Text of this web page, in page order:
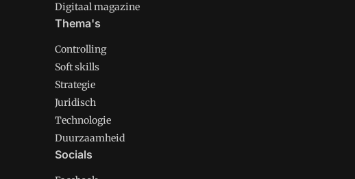
Digitaal magazine
Thema's
Controlling
Soft skills
Strategie
Juridisch
Technologie
Duurzaamheid
Socials